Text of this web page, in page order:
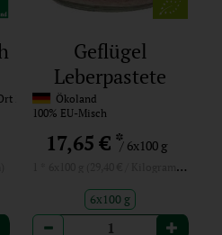
22, 27283 Verden-Eitze
Geflügel
Leberpastete
(Gebindeartikel)
Ökoland
100% EU-Misch
17,65 € */ 6x100 g
1 * 6x100 g (29,40 € / Kilogramm)
6x100 g
Anzahl